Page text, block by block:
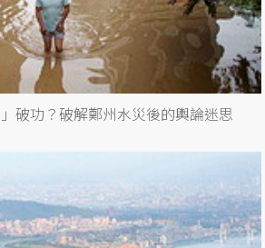
破功？破解鄭州水災後的輿論迷思